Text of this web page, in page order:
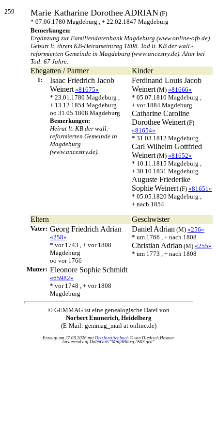
259 Marie Katharine DorotheeADRIAN (F)
* 07.06.1780 Magdeburg , + 22.02.1847 Magdeburg
Bemerkungen:
Ergänzung zur Familiendatenbank Magdeburg (www.online-ofb.de).
Geburt lt. ihrem KB-Heiratseintrag 1808. Tod lt. KB der wall.-
reformierten Gemeinde in Magdeburg (www.ancestry.de). Alter bei
Tod: 67 Jahre.
Ehegatten / Partner Kinder
1:
Isaac Friedrich Jacob
Weinert «81675»
* 23.01.1780 Magdeburg ,
+ 13.12.1854 Magdeburg
oo 31.05.1808 Magdeburg
Bemerkungen:
Heirat lt. KB der wall.-
reformierten Gemeinde in
Magdeburg
(www.ancestry.de).
Ferdinand Louis Jacob
Weinert(M) «81666»
* 05.07.1810 Magdeburg ,
+ vor 1884 Magdeburg
Catharine Caroline
DorotheeWeinert(F)
«81654»
* 31.03.1812 Magdeburg
Carl Wilhelm Gottfried
Weinert(M) «81652»
* 10.11.1815 Magdeburg ,
+ 30.10.1831 Magdeburg
Auguste Friederike
SophieWeinert(F) «81651»
* 05.05.1820 Magdeburg ,
+ nach 1854
Eltern Geschwister
Vater: Georg Friedrich Adrian
«258»
* vor 1743 , + vor 1808
Magdeburg
oo vor 1766
Daniel Adrian (M) «256»
* um 1766 , + nach 1808
Christian Adrian (M) «255»
* um 1773 , + nach 1808
Mutter: Eleonore Sophie Schmidt
«65982»
* vor 1748 , + vor 1808
Magdeburg
© GEMMAG ist eine genealogische Datei von
Norbert Emmerich, Heidelberg
(E-Mail: gemmag_mail at online.de)
Erzeugt am 27.03.2026 mit Ortsfamilienbuch © von Diedrich Hesmer
basierend auf Daten aus "Magdeburg 2603.ged"